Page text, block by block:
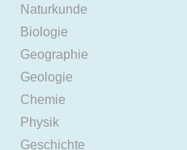
Naturkunde
Biologie
Geographie
Geologie
Chemie
Physik
Geschichte